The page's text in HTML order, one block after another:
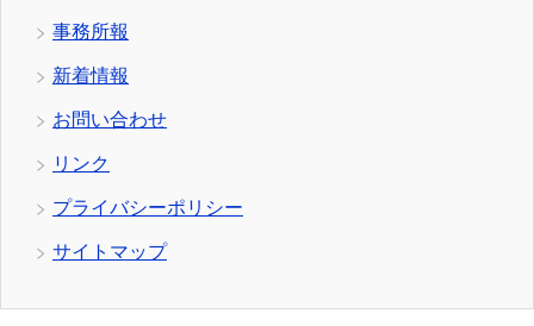
事務所報
新着情報
お問い合わせ
リンク
プライバシーポリシー
サイトマップ